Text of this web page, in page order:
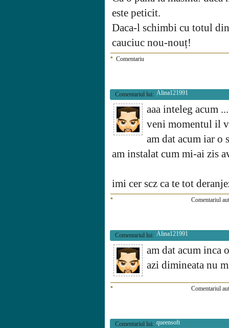
este peticit.
Daca-l schimbi cu totul
cauciuc nou-nouț!
* Comentariu
Comentariul lui: Alina121991
aaa inteleg acum
veni momentul il
am dat acum iar o
am instalat cum mi-ai zis
imi cer scz ca te tot
* Comentariul
Comentariul lui: Alina121991
am dat acum inca
azi dimineata nu
* Comentariul
Comentariul lui: queensoft